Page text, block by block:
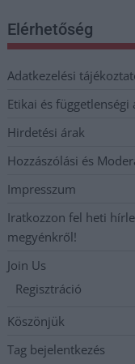
Elérhetőség
Adatkezelési
Etikai és függetlenségi
Hirdetési árak
Hozzászólási és
Impresszum
Iratkozzon fel heti
megyénkről!
Join Us
Regisztráció
Köszönjük
Tag bejelentkezés